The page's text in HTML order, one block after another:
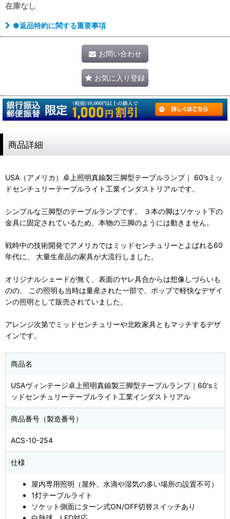
在庫なし
●返品特約に関する重要事項
お問い合わせ
お気に入り登録
商品詳細
USA（アメリカ）卓上照明真鍮製三脚型テーブルランプ｜ 60'sミッ
ドセンチュリーテーブルライト工業インダストリアルです。
シンプルな三脚型のテーブルランプです。 ３本の脚はソケット下の
金具に固定されているため、本物の三脚のようには動きません。
戦時中の技術開発でアメリカではミッドセンチュリーとよばれる60
年代に、 大量生産品の家具が大流行しました。
オリジナルシェードが無く、表面のヤレ具合からは想像しづらいも
のの、 この照明も当時は量産された一部で、ポップで軽快なデザイ
ンの照明として販売されていました。
アレンジ次第でミッドセンチュリーや北欧家具ともマッチするデザ
インです。
商品名
USAヴィンテージ卓上照明真鍮製三脚型テーブルランプ｜60'sミ
ッドセンチュリーテーブルライト工業インダストリアル
商品番号（製造番号）
ACS-10-254
仕様
屋内専用照明（屋外、水滴や湿気の多い場所の設置不可）
1灯テーブルライト
ソケット側面にターン式ON/OFF切替スイッチあり